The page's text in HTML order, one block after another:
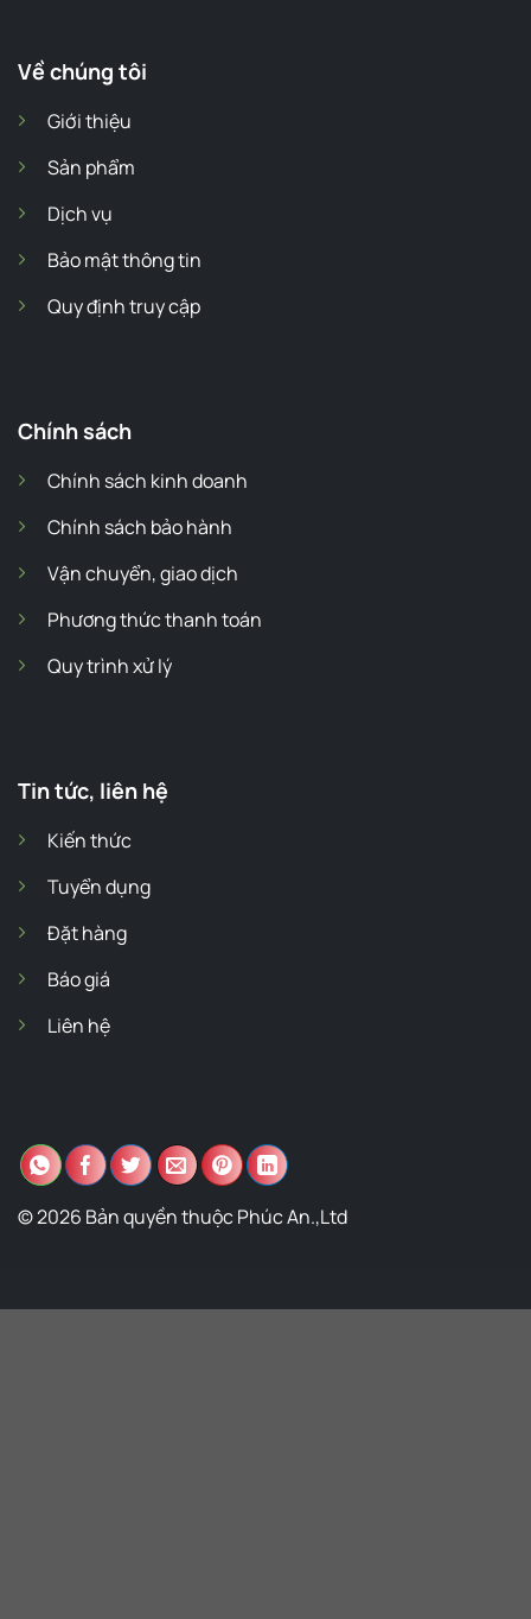
Về chúng tôi
Giới thiệu
Sản phẩm
Dịch vụ
Bảo mật thông tin
Quy định truy cập
Chính sách
Chính sách kinh doanh
Chính sách bảo hành
Vận chuyển, giao dịch
Phương thức thanh toán
Quy trình xử lý
Tin tức, liên hệ
Kiến thức
Tuyển dụng
Đặt hàng
Báo giá
Liên hệ
© 2026 Bản quyền thuộc Phúc An.,Ltd